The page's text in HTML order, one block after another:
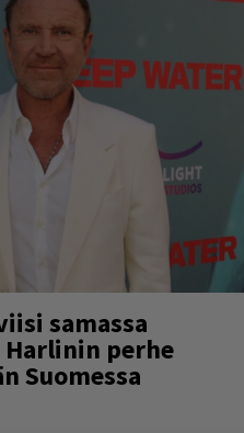
samassa
Harlinin perhe
Suomessa